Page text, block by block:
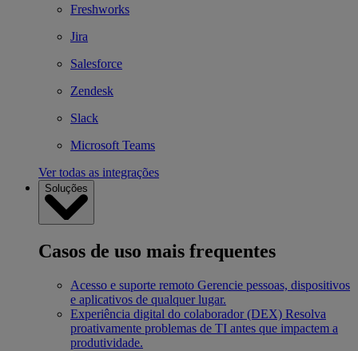
Freshworks
Jira
Salesforce
Zendesk
Slack
Microsoft Teams
Ver todas as integrações
Soluções
Casos de uso mais frequentes
Acesso e suporte remoto Gerencie pessoas, dispositivos
e aplicativos de qualquer lugar.
Experiência digital do colaborador (DEX) Resolva
proativamente problemas de TI antes que impactem a
produtividade.